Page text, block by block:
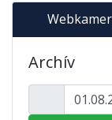
Archív